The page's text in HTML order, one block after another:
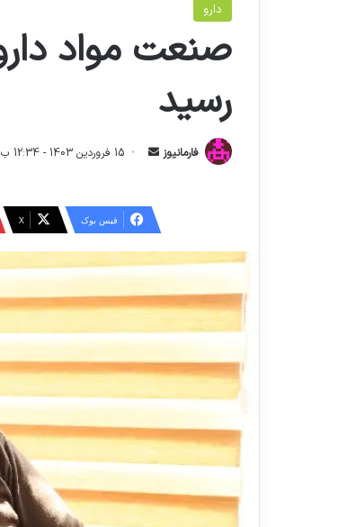
دارو
صنعت مواد
رسید
فارمانیوز
ا
م
15 فروردین 1403 - 12:34 ب.ظ
فیس بوک X